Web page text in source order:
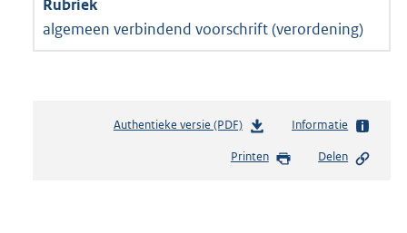
algemeen verbindend voorschrift (verordening)
Authentieke versie (PDF)b
s
Informatie
Printen Delen